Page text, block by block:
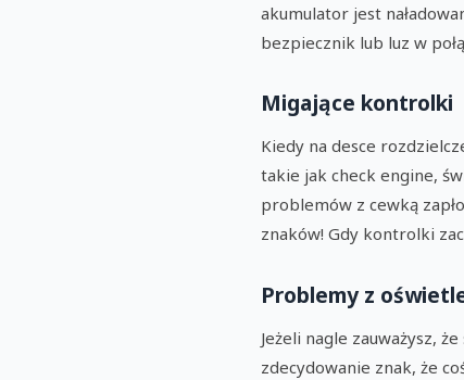
akumulator jest
bezpiecznik lub luz w
Migające kontrolki
Kiedy na desce
takie jak check engine,
problemów z cewką
znaków! Gdy kontrolki
Problemy z
Jeżeli nagle zauważysz,
zdecydowanie znak, że